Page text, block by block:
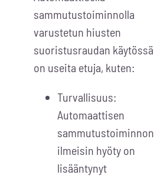
sammutustoiminnolla
varustetun hiusten
suoristusraudan käytössä
on useita etuja, kuten:
Turvallisuus:
Automaattisen
sammutustoiminnon
ilmeisin hyöty on
lisääntynyt